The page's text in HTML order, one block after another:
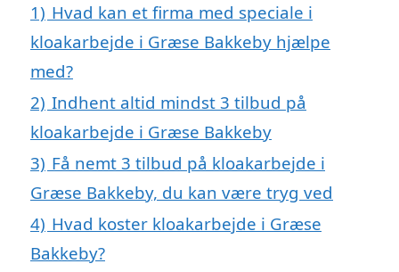
1) Hvad kan et firma med speciale i
kloakarbejde i Græse Bakkeby hjælpe
med?
2) Indhent altid mindst 3 tilbud på
kloakarbejde i Græse Bakkeby
3) Få nemt 3 tilbud på kloakarbejde i
Græse Bakkeby, du kan være tryg ved
4) Hvad koster kloakarbejde i Græse
Bakkeby?